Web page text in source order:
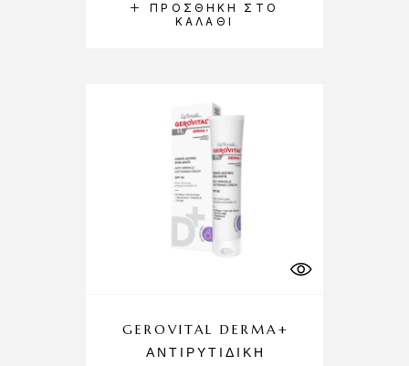
ΠΡΟΣΘΉΚΗ ΣΤΟ
ΚΑΛΆΘΙ
GEROVITAL DERMA+
ΑΝΤΙΡΥΤΙΔΙΚΉ